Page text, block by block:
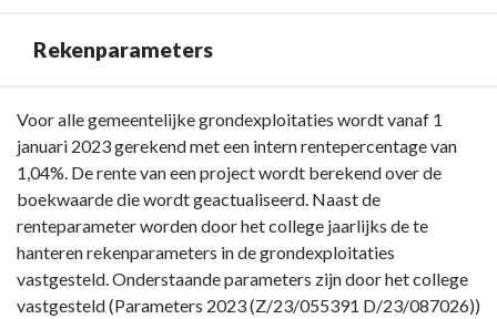
Rekenparameters
Terug
naar
navigatie
Paragraaf
Grondbeleid
Voor alle gemeentelijke grondexploitaties wordt vanaf 1
januari 2023 gerekend met een intern rentepercentage van
1,04%. De rente van een project wordt berekend over de
boekwaarde die wordt geactualiseerd. Naast de
renteparameter worden door het college jaarlijks de te
hanteren rekenparameters in de grondexploitaties
vastgesteld. Onderstaande parameters zijn door het college
vastgesteld (Parameters 2023 (Z/23/055391 D/23/087026))